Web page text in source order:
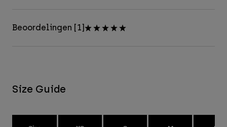
Beoordelingen [1]
Size Guide